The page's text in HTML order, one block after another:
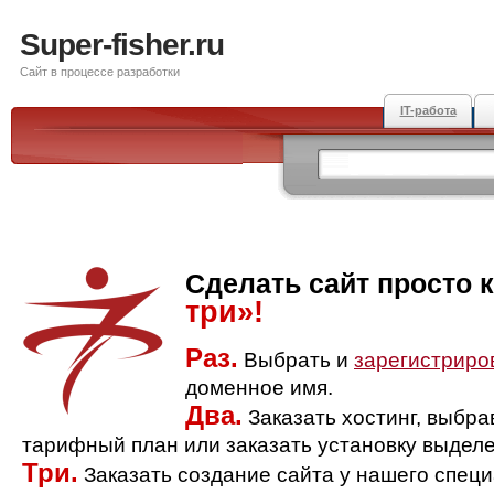
Super-fisher.ru
Сайт в процессе разработки
IT-работа
Сделать сайт просто
три»!
Раз. Выбрать и
доменное имя.
Два. Заказать хостинг,
тарифный план или заказать установку
Три. Заказать создание сайта у нашего